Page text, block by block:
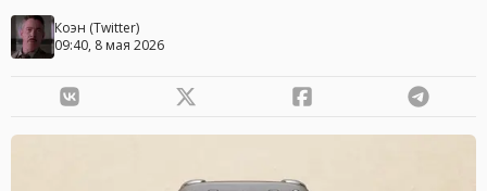
Коэн (Twitter)
09:40, 8 мая 2026